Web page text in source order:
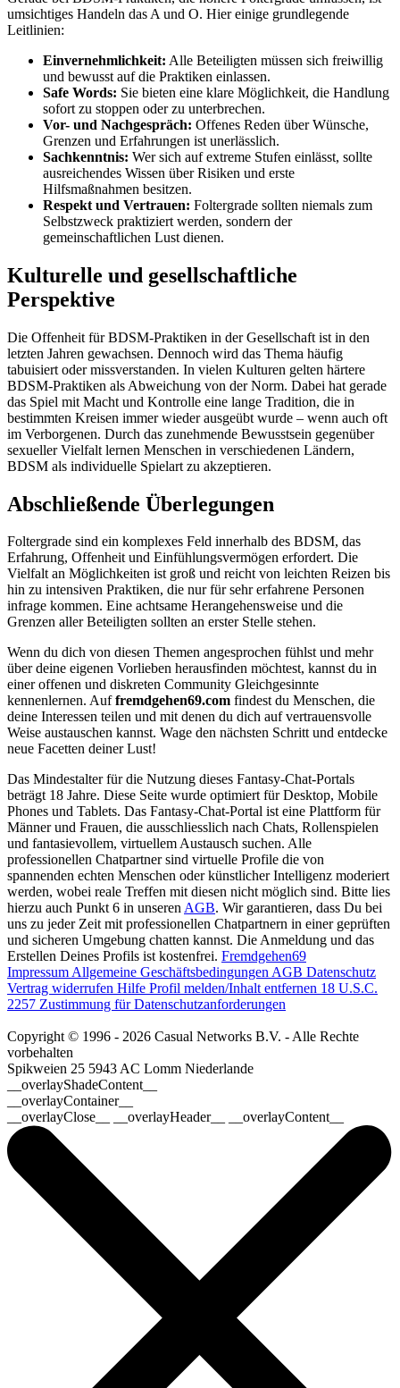
umsichtiges Handeln das A und O. Hier einige grundlegende
Leitlinien:
Einvernehmlichkeit: Alle Beteiligten müssen sich freiwillig
und bewusst auf die Praktiken einlassen.
Safe Words: Sie bieten eine klare Möglichkeit, die Handlung
sofort zu stoppen oder zu unterbrechen.
Vor- und Nachgespräch: Offenes Reden über Wünsche,
Grenzen und Erfahrungen ist unerlässlich.
Sachkenntnis: Wer sich auf extreme Stufen einlässt, sollte
ausreichendes Wissen über Risiken und erste
Hilfsmaßnahmen besitzen.
Respekt und Vertrauen: Foltergrade sollten niemals zum
Selbstzweck praktiziert werden, sondern der
gemeinschaftlichen Lust dienen.
Kulturelle und gesellschaftliche
Perspektive
Die Offenheit für BDSM-Praktiken in der Gesellschaft ist in den
letzten Jahren gewachsen. Dennoch wird das Thema häufig
tabuisiert oder missverstanden. In vielen Kulturen gelten härtere
BDSM-Praktiken als Abweichung von der Norm. Dabei hat gerade
das Spiel mit Macht und Kontrolle eine lange Tradition, die in
bestimmten Kreisen immer wieder ausgeübt wurde – wenn auch oft
im Verborgenen. Durch das zunehmende Bewusstsein gegenüber
sexueller Vielfalt lernen Menschen in verschiedenen Ländern,
BDSM als individuelle Spielart zu akzeptieren.
Abschließende Überlegungen
Foltergrade sind ein komplexes Feld innerhalb des BDSM, das
Erfahrung, Offenheit und Einfühlungsvermögen erfordert. Die
Vielfalt an Möglichkeiten ist groß und reicht von leichten Reizen bis
hin zu intensiven Praktiken, die nur für sehr erfahrene Personen
infrage kommen. Eine achtsame Herangehensweise und die
Grenzen aller Beteiligten sollten an erster Stelle stehen.
Wenn du dich von diesen Themen angesprochen fühlst und mehr
über deine eigenen Vorlieben herausfinden möchtest, kannst du in
einer offenen und diskreten Community Gleichgesinnte
kennenlernen. Auffremdgehen69.com findest du Menschen, die
deine Interessen teilen und mit denen du dich auf vertrauensvolle
Weise austauschen kannst. Wage den nächsten Schritt und entdecke
neue Facetten deiner Lust!
Das Mindestalter für die Nutzung dieses Fantasy-Chat-Portals
beträgt 18 Jahre. Diese Seite wurde optimiert für Desktop, Mobile
Phones und Tablets. Das Fantasy-Chat-Portal ist eine Plattform für
Männer und Frauen, die ausschliesslich nach Chats, Rollenspielen
und fantasievollem, virtuellem Austausch suchen. Alle
professionellen Chatpartner sind virtuelle Profile die von
spannenden echten Menschen oder künstlicher Intelligenz moderiert
werden, wobei reale Treffen mit diesen nicht möglich sind. Bitte lies
hierzu auch Punkt 6 in unserenAGB. Wir garantieren, dass Du bei
uns zu jeder Zeit mit professionellen Chatpartnern in einer geprüften
und sicheren Umgebung chatten kannst. Die Anmeldung und das
Erstellen Deines Profils ist kostenfrei. Fremdgehen69
ImpressumAllgemeine GeschäftsbedingungenAGB Datenschutz
Vertrag widerrufen Hilfe Profil melden/Inhalt entfernen 18 U.S.C.
2257 Zustimmung für Datenschutzanforderungen
Copyright © 1996 - 2026 Casual Networks B.V. - Alle Rechte
vorbehalten
Spikweien 25 5943 AC Lomm Niederlande
__overlayShadeContent__
__overlayContainer__
__overlayClose__ __overlayHeader__ __overlayContent__